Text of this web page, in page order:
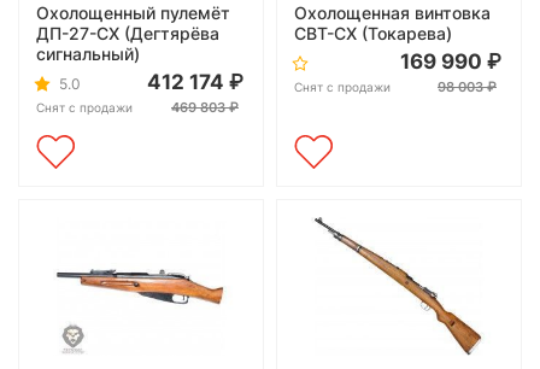
Охолощенный пулемёт
ДП-27-СХ (Дегтярёва
сигнальный)
5.0
Снят с продажи
412 174
469 803
Охолощенная винтовка
СВТ-СХ (Токарева)
Снят с продажи
169 990
98 003